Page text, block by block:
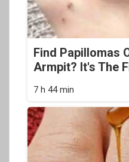
Find Papillomas
Armpit? It's The
7 h 44 min